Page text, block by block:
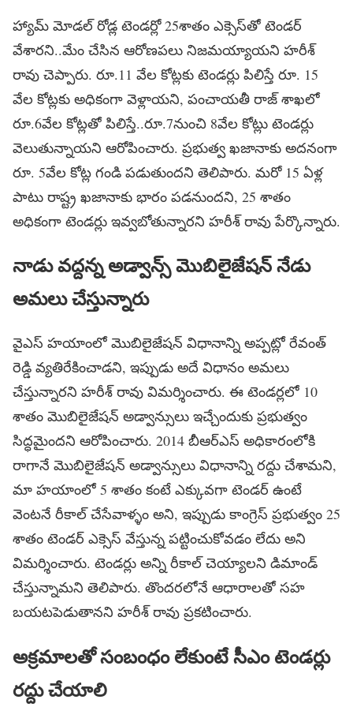
హ్యామ్ మోడల్ రోడ్ల టెండర్లో 25శాతం ఎక్సెస్‌తో టెండర్
వేశారని..మేం చేసిన ఆరోణపలు నిజమయ్యాయని హరీశ్
రావు చెప్పారు. రూ.11 వేల కోట్లకు టెండర్లు పిలిస్తే రూ. 15
వేల కోట్లకు అధికంగా వెళ్లాయని, పంచాయతీ రాజ్ శాఖలో
రూ.6వేల కోట్లతో పిలిస్తే..రూ.7నుంచి 8వేల కోట్లు టెండర్లు
వెలుతున్నాయని ఆరోపించారు. ప్రభుత్వ ఖజానాకు అదనంగా
రూ. 5వేల కోట్ల గండి పడుతుందని తెలిపారు. మరో 15 ఏళ్ల
పాటు రాష్ట్ర ఖజానాకు భారం పడనుందని, 25 శాతం
అధికంగా టెండర్లు ఇవ్వబోతున్నారని హరీశ్ రావు పేర్కొన్నారు.
నాడు వద్దన్న అడ్వాన్స్ మొబిలైజేషన్ నేడు
అమలు చేస్తున్నారు
వైఎస్ హయాంలో మొబిలైజేషన్ విధానాన్ని అప్పట్లో రేవంత్
రెడ్డి వ్యతిరేకించాడని, ఇప్పుడు అదే విధానం అమలు
చేస్తున్నారని హరీశ్ రావు విమర్శించారు. ఈ టెండర్లలో 10
శాతం మొబిలైజేషన్ అడ్వాన్సులు ఇచ్చేందుకు ప్రభుత్వం
సిద్ధమైందని ఆరోపించారు. 2014 బీఆర్ఎస్ అధికారంలోకి
రాగానే మొబిలైజేషన్ అడ్వాన్సులు విధానాన్ని రద్దు చేశామని,
మా హయాంలో 5 శాతం కంటే ఎక్కువగా టెండర్ ఉంటే
వెంటనే రీకాల్ చేసేవాళ్ళం అని, ఇప్పుడు కాంగ్రెస్ ప్రభుత్వం 25
శాతం టెండర్ ఎక్సెస్ వేస్తున్న పట్టించుకోవడం లేదు అని
విమర్శించారు. టెండర్లు అన్ని రీకాల్ చెయ్యాలని డిమాండ్
చేస్తున్నామని తెలిపారు. తొందరలోనే ఆధారాలతో సహ
బయటపెడుతానని హరీశ్ రావు ప్రకటించారు.
అక్రమాలతో సంబంధం లేకుంటే సీఎం టెండర్లు
రద్దు చేయాలి